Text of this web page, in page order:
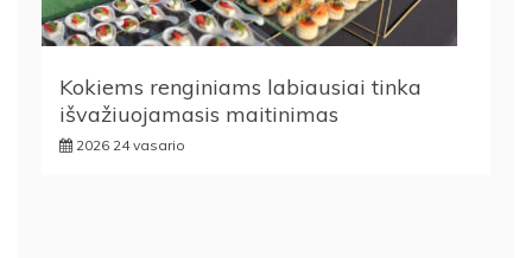
Kokiems renginiams labiausiai tinka
išvažiuojamasis maitinimas
2026 24 vasario